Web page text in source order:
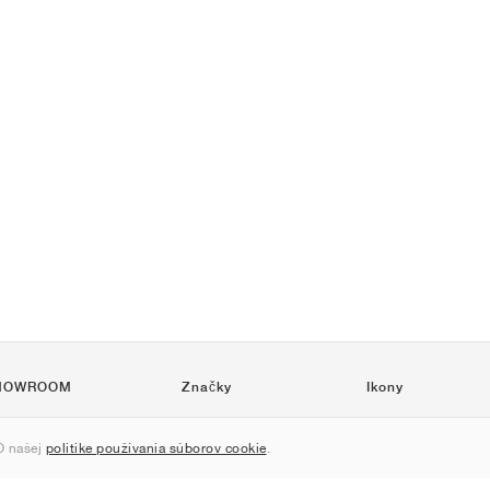
našej politike používania súborov cookie
Značky
Jordan
Ikony